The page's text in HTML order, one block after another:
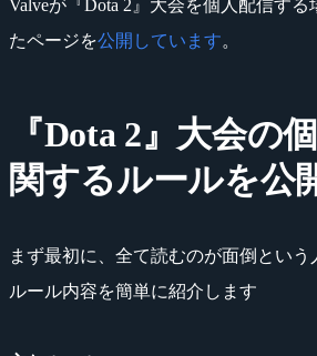
Valveが『Dota 2』大会を個人配信す
たページを公開しています。
『Dota 2』大会の
関するルールを公
まず最初に、全て読むのが面倒とい
ルール内容を簡単に紹介します